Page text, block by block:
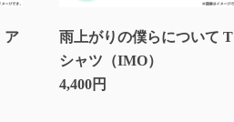
ア
雨上がりの僕らについて T
シャツ（IMO）
4,400円